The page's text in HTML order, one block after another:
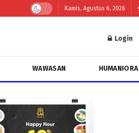
Kamis, Agustus 6, 2026
Login
WAWASAN HUMANIORA